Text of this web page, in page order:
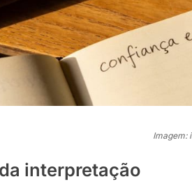
Imagem:
interpretação